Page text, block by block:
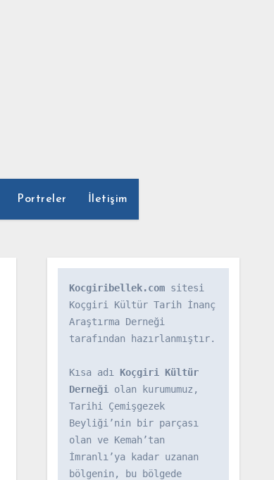
Portreler İletişim
Kocgiribellek.com sitesi
Koçgiri Kültür Tarih İnanç
Araştırma Derneği
tarafından hazırlanmıştır.
Kısa adı Koçgiri Kültür
Derneği olan kurumumuz,
Tarihi Çemişgezek
Beyliği’nin bir parçası
olan ve Kemah’tan
İmranlı’ya kadar uzanan
bölgenin, bu bölgede